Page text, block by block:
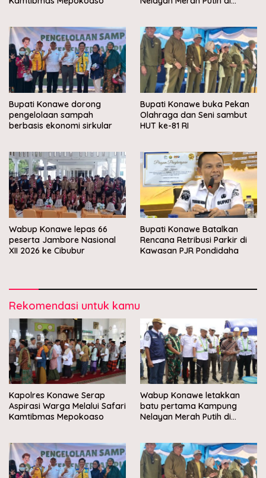
Bupati Konawe dorong
pengelolaan sampah
berbasis ekonomi sirkular
Bupati Konawe buka Pekan
Olahraga dan Seni sambut
HUT ke-81 RI
Wabup Konawe lepas 66
peserta Jambore Nasional
XII 2026 ke Cibubur
Bupati Konawe Batalkan
Rencana Retribusi Parkir di
Kawasan PJR Pondidaha
Rekomendasi untuk kamu
Kapolres Konawe Serap
Aspirasi Warga Melalui Safari
Kamtibmas Mepokoaso
Wabup Konawe letakkan
batu pertama Kampung
Nelayan Merah Putih di